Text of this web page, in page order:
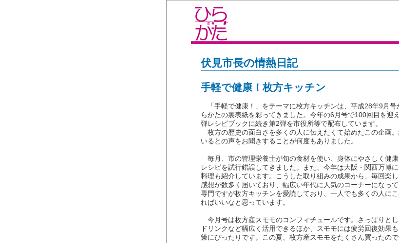
伏見市長の情熱日記
手軽で健康！枚方キッチン
「手軽で健康！」をテーマに枚方キッチンは、平成28年9月号
らかたの裏表紙を彩ってきました。今年の6月号で100回目を迎
弾レシピブックに続き第2弾を市役所等で配布しています。
枚方の歴史の面白さを多くの人に伝えたくて始めたこの企画
いるとの声をお聞きすることが何度もありました。
毎月、市の管理栄養士が旬の食材を使い、身体にやさしく健
レシピを試行錯誤してきました。また、今年は大阪・関西万博
料理も紹介しています。こうした取り組みの成果から、毎回楽
感想が数多く届いており、幅広い年代に人気のコーナーになっ
専門ですが枚方キッチンを愛読しており、一人でも多くの人に
ればいいなと思っています。
今月号は枚方産スモモのコンフィチュールです。さっぱりと
ドリンクなど幅広く活用できるほか、スモモには疲労回復効果
策にぴったりです。この夏、枚方産スモモをたくさん買ったの